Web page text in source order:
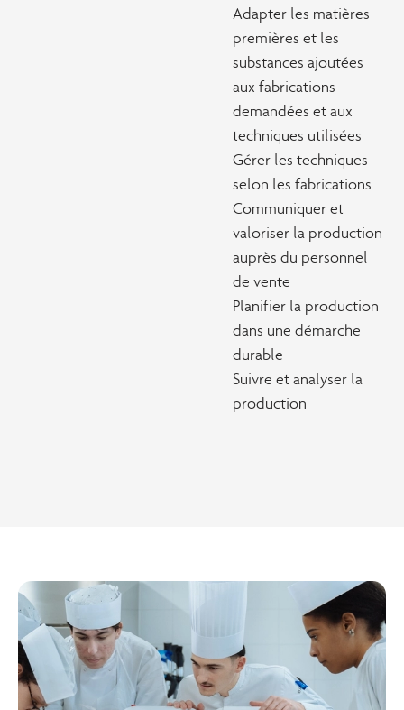
Adapter les matières
premières et les
substances ajoutées
aux fabrications
demandées et aux
techniques utilisées
Gérer les techniques
selon les fabrications
Communiquer et
valoriser la production
auprès du personnel
de vente
Planifier la production
dans une démarche
durable
Suivre et analyser la
production